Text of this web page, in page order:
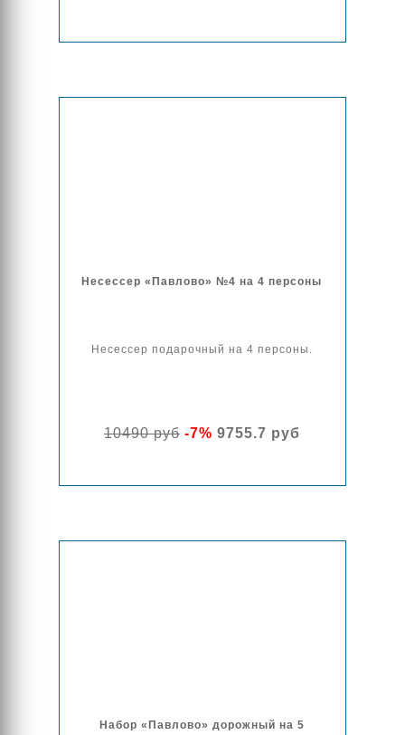
Несессер «Павлово» №4 на 4 персоны
Несессер подарочный на 4 персоны.
10490 руб-7% 9755.7 руб
Набор «Павлово» дорожный на 5